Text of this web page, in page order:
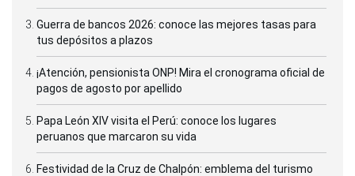
Guerra de bancos 2026: conoce las mejores tasas para
tus depósitos a plazos
¡Atención, pensionista ONP! Mira el cronograma oficial de
pagos de agosto por apellido
Papa León XIV visita el Perú: conoce los lugares
peruanos que marcaron su vida
Festividad de la Cruz de Chalpón: emblema del turismo